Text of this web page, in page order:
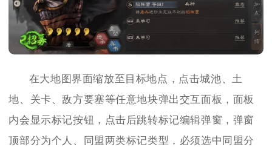
在大地图界面缩放至目标地点，点击城池、土
地、关卡、敌方要塞等任意地块弹出交互面板，面板
内会显示标记按钮，点击后跳转标记编辑弹窗，弹窗
顶部分为个人、同盟两类标记类型，必须选中同盟分